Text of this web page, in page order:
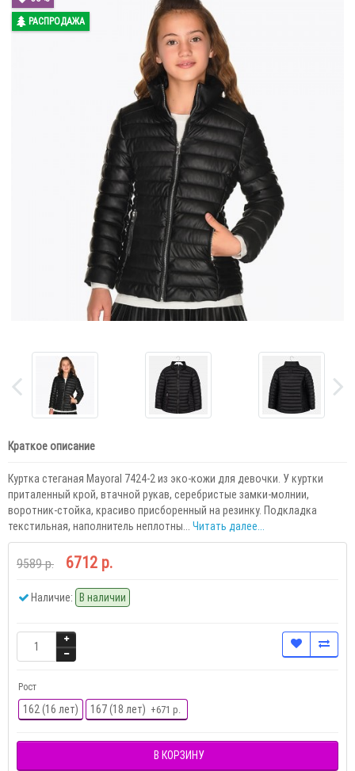
РАСПРОДАЖА
Краткое описание
Куртка стеганая Mayoral 7424-2 из эко-кожи для девочки. У куртки
приталенный крой, втачной рукав, серебристые замки-молнии,
воротник-стойка, красиво присборенный на резинку. Подкладка
текстильная, наполнитель неплотны... Читать далее...
9589 р. 6712 р.
Наличие: В наличии
Рост
162 (16 лет) 167 (18 лет) +671 р.
В КОРЗИНУ